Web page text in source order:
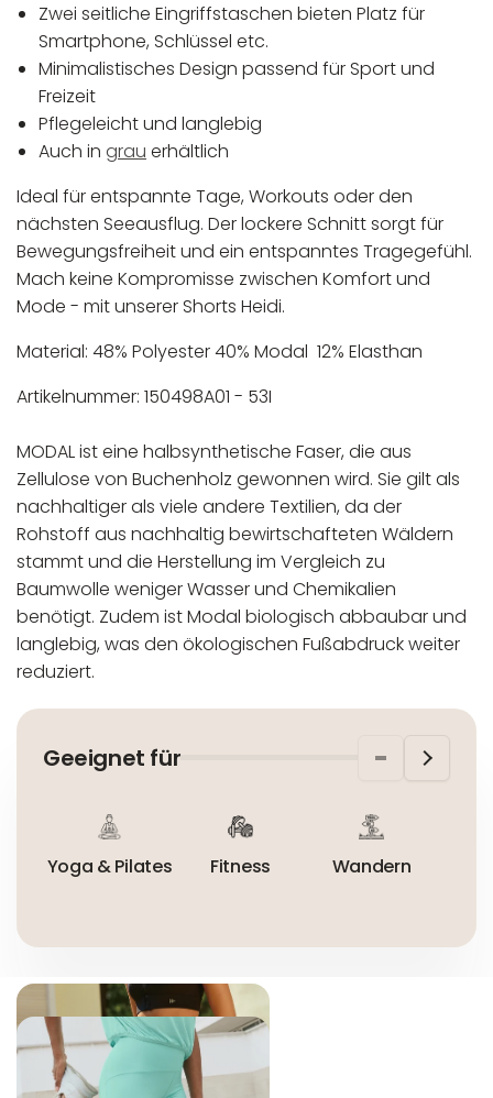
Zwei seitliche Eingriffstaschen bieten Platz für
Smartphone, Schlüssel etc.
Minimalistisches Design passend für Sport und
Freizeit
Pflegeleicht und langlebig
Auch in grau erhältlich
Ideal für entspannte Tage, Workouts oder den
nächsten Seeausflug. Der lockere Schnitt sorgt für
Bewegungsfreiheit und ein entspanntes Tragegefühl.
Mach keine Kompromisse zwischen Komfort und
Mode - mit unserer Shorts Heidi.
Material: 48% Polyester 40% Modal 12% Elasthan
Artikelnummer: 150498A01 - 53I
MODAL ist eine halbsynthetische Faser, die aus
Zellulose von Buchenholz gewonnen wird. Sie gilt als
nachhaltiger als viele andere Textilien, da der
Rohstoff aus nachhaltig bewirtschafteten Wäldern
stammt und die Herstellung im Vergleich zu
Baumwolle weniger Wasser und Chemikalien
benötigt. Zudem ist Modal biologisch abbaubar und
langlebig, was den ökologischen Fußabdruck weiter
reduziert.
Maschinenwäsche bis 30°C
Nicht bügeln
In der EU niedergelassener verantwortlicher
Geeignet für
Yoga & Pilates Fitness Wandern